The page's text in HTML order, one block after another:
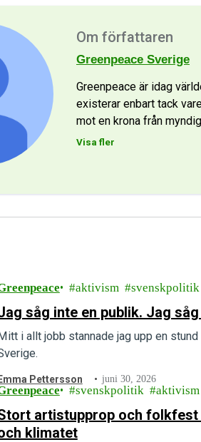
Om författaren
Greenpeace Sverige
Greenpeace är idag
existerar enbart tack
mot en krona från
Visa fler
aktivism svenskpolitik
såg inte en publik. Jag
i allt jobb stannade jag upp en
Emma Pettersson juni 30, 2026
svenskpolitik aktivism
artistupprop och
klimatet